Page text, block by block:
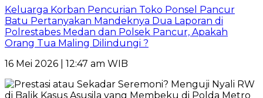
Keluarga Korban Pencurian Toko Ponsel Pancur
Batu Pertanyakan Mandeknya Dua Laporan di
Polrestabes Medan dan Polsek Pancur, Apakah
Orang Tua Maling Dilindungi ?
16 Mei 2026 | 12:47 am WIB